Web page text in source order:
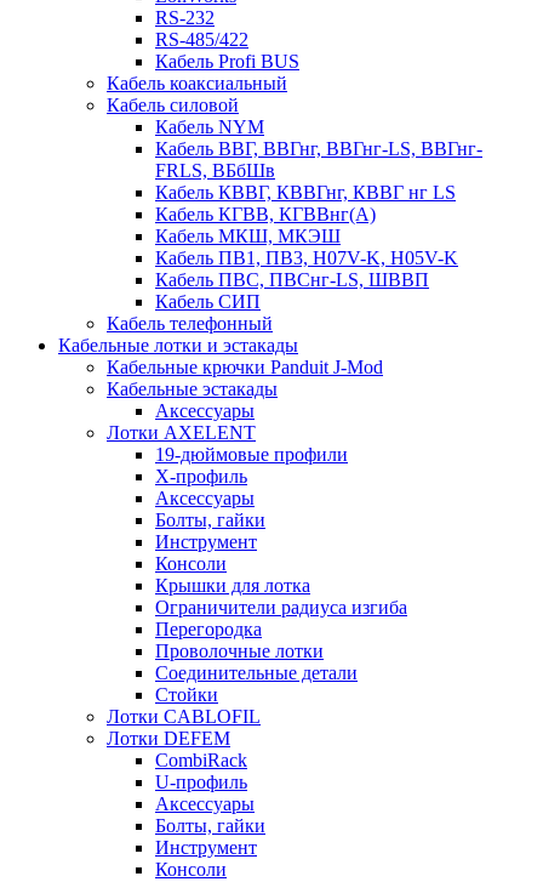
RS-232
RS-485/422
Кабель Profi BUS
Кабель коаксиальный
Кабель силовой
Кабель NYM
Кабель ВВГ, ВВГнг, ВВГнг-LS, ВВГнг-
FRLS, ВБбШв
Кабель КВВГ, КВВГнг, КВВГ нг LS
Кабель КГВВ, КГВВнг(А)
Кабель МКШ, МКЭШ
Кабель ПВ1, ПВ3, H07V-K, H05V-K
Кабель ПВС, ПВСнг-LS, ШВВП
Кабель СИП
Кабель телефонный
Кабельные лотки и эстакады
Кабельные крючки Panduit J-Mod
Кабельные эстакады
Аксессуары
Лотки AXELENT
19-дюймовые профили
X-профиль
Аксессуары
Болты, гайки
Инструмент
Консоли
Крышки для лотка
Ограничители радиуса изгиба
Перегородка
Проволочные лотки
Соединительные детали
Стойки
Лотки CABLOFIL
Лотки DEFEM
CombiRack
U-профиль
Аксессуары
Болты, гайки
Инструмент
Консоли